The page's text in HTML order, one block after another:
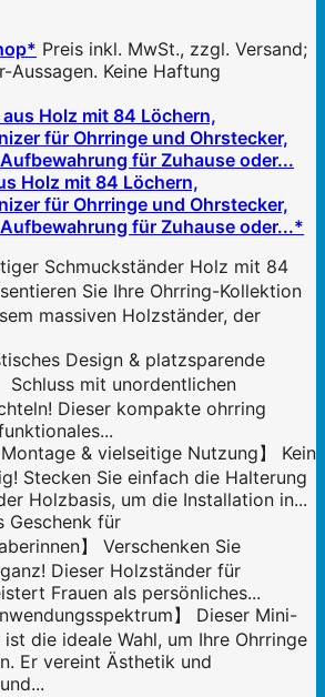
Preis inkl. MwSt., zzgl. Versand;
Aussagen. Keine Haftung
Holz mit 84 Löchern,
für Ohrringe und Ohrstecker,
für Zuhause oder...*
Schmuckständer Holz mit 84
Sie Ihre Ohrring-Kollektion
massiven Holzständer, der
Design & platzsparende
Schluss mit unordentlichen
Dieser kompakte ohrring
Montage & vielseitige Nutzung】 Kein
Stecken Sie einfach die Halterung
Holzbasis, um die Installation in...
Geschenk für
】 Verschenken Sie
Dieser Holzständer für
Frauen als persönliches...
】 Dieser Mini-
die ideale Wahl, um Ihre Ohrringe
Er vereint Ästhetik und